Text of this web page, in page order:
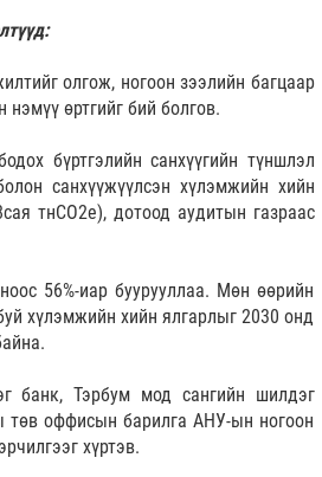
олгож, ногоон зээлийн багцаар
өртгийг бий болгов.
бүртгэлийн санхүүгийн түншлэл
санхүүжүүлсэн хүлэмжийн хийн
тнCO2e), дотоод аудитын газраас
56%-иар буурууллаа. Мөн өөрийн
хүлэмжийн хийн ялгарлыг 2030 онд
банк, Тэрбум мод сангийн шилдэг
төв оффисын барилга АНУ-ын ногоон
хүртэв.